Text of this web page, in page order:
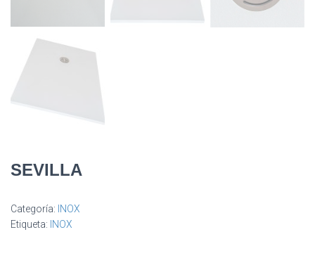
SEVILLA
Categoría: INOX
Etiqueta: INOX